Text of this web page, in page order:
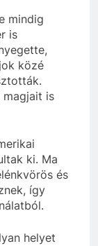
mindig
is
közé
is
ki. Ma
és
így
helyet